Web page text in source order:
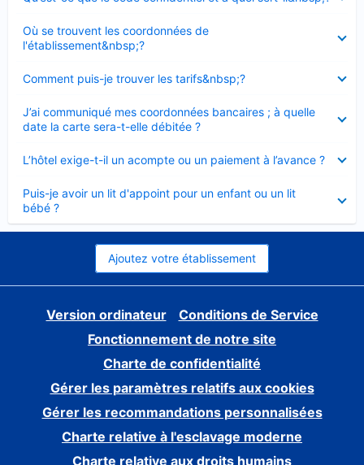
Où se trouvent les coordonnées de
l'établissement&nbsp;?
fermé
Comment puis-je trouver les tarifs&nbsp;?
fermé
J’ai communiqué mes coordonnées bancaires ; à quelle
date la carte sera-t-elle débitée ?
fermé
L’hôtel exige-t-il un acompte ou un paiement à l’avance ?
fermé
Puis-je avoir un lit d'appoint pour un enfant ou un lit
bébé ?
fermé
Ajoutez votre établissement
Version ordinateur
Conditions de Service
Fonctionnement de notre site
Charte de confidentialité
Gérer les paramètres relatifs aux cookies
Gérer les recommandations personnalisées
Charte relative à l'esclavage moderne
Charte relative aux droits humains